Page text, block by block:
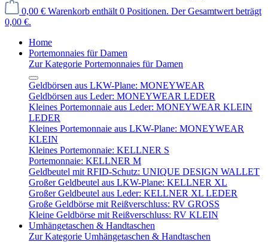
0,00 € Warenkorb enthält 0 Positionen. Der Gesamtwert beträgt
0,00 €.
Home
Portemonnaies für Damen
Zur Kategorie Portemonnaies für Damen
Geldbörsen aus LKW-Plane: MONEYWEAR
Geldbörsen aus Leder: MONEYWEAR LEDER
Kleines Portemonnaie aus Leder: MONEYWEAR KLEIN
LEDER
Kleines Portemonnaie aus LKW-Plane: MONEYWEAR
KLEIN
Kleines Portemonnaie: KELLNER S
Portemonnaie: KELLNER M
Geldbeutel mit RFID-Schutz: UNIQUE DESIGN WALLET
Großer Geldbeutel aus LKW-Plane: KELLNER XL
Großer Geldbeutel aus Leder: KELLNER XL LEDER
Große Geldbörse mit Reißverschluss: RV GROSS
Kleine Geldbörse mit Reißverschluss: RV KLEIN
Umhängetaschen & Handtaschen
Zur Kategorie Umhängetaschen & Handtaschen